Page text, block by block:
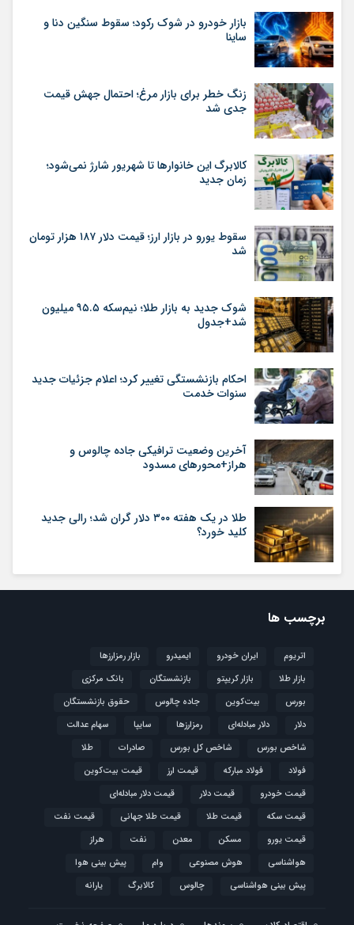
بازار خودرو در شوک رکود؛ سقوط سنگین دنا و
ساینا
زنگ خطر برای بازار مرغ؛ احتمال جهش قیمت
جدی شد
کالابرگ این خانوارها تا شهریور شارژ نمی‌شود؛
زمان جدید
سقوط یورو در بازار ارز؛ قیمت دلار ۱۸۷ هزار تومان
شد
شوک جدید به بازار طلا؛ نیم‌سکه ۹۵.۵ میلیون
شد+جدول
احکام بازنشستگی تغییر کرد؛ اعلام جزئیات جدید
سنوات خدمت
آخرین وضعیت ترافیکی جاده چالوس و
هراز+محورهای مسدود
طلا در یک هفته ۳۰۰ دلار گران شد؛ رالی جدید
کلید خورد؟
برچسب ها
اتریوم ایران خودرو ایمیدرو
بازار رمزارزها
بازار طلا
بازار کریپتو بازنشستگان
بانک مرکزی
بورس
بیت‌کوین جاده چالوس
حقوق بازنشستگان
دلار
دلار مبادله‌ای رمزارزها سایپا
سهام عدالت
شاخص بورس
شاخص کل بورس صادرات
طلا
فولاد
فولاد مبارکه قیمت ارز
قیمت بیت‌کوین
قیمت خودرو
قیمت دلار
قیمت دلار مبادله‌ای
قیمت سکه
قیمت طلا قیمت طلا جهانی
قیمت نفت
قیمت یورو
مسکن معدن نفت
هراز
هواشناسی
هوش مصنوعی وام
پیش بینی هوا
پیش بینی هواشناسی
چالوس کالابرگ یارانه